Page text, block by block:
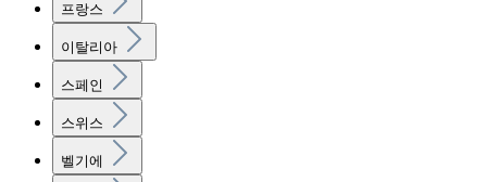
프랑스
이탈리아
스페인
스위스
벨기에